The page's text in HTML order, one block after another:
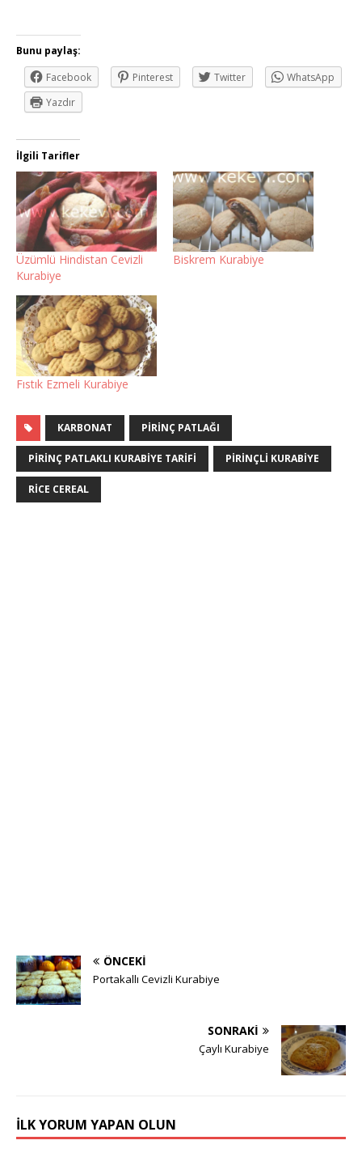
Bunu paylaş:
Facebook
Pinterest Twitter
WhatsApp
Yazdır
İlgili Tarifler
Üzümlü Hindistan Cevizli
Kurabiye
Biskrem Kurabiye
Fıstık Ezmeli Kurabiye
KARBONAT PIRINÇ PATLAĞI
PIRINÇ PATLAKLI KURABIYE TARIFI PIRINÇLI KURABIYE
RICE CEREAL
ÖNCEKI
Portakallı Cevizli Kurabiye
SONRAKI
Çaylı Kurabiye
İLK YORUM YAPAN OLUN